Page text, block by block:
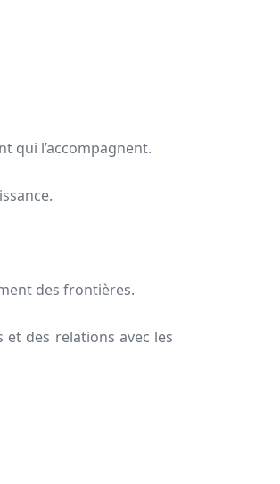
qui l’accompagnent.
des frontières.
des relations avec les